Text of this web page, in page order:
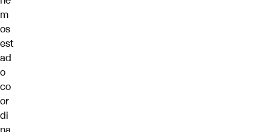
m
os
est
ad
o
co
or
di